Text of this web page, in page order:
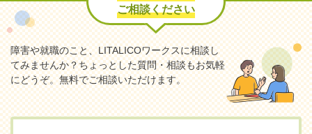
ご相談ください
障害や就職のこと、LITALICOワークスに相談し
てみませんか？ちょっとした質問・相談もお気軽
にどうぞ。無料でご相談いただけます。